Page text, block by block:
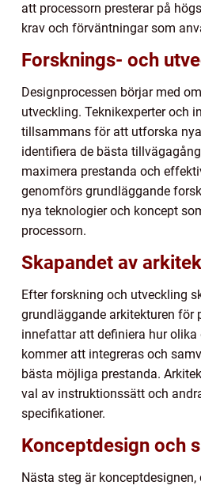
att processorn presterar på
krav och förväntningar som
Forsknings- och
Designprocessen börjar med
utveckling. Teknikexperter och
tillsammans för att utforska
identifiera de bästa
maximera prestanda och
genomförs grundläggande
nya teknologier och koncept
processorn.
Skapandet av
Efter forskning och utveckling
grundläggande arkitekturen för
innefattar att definiera hur
kommer att integreras och
bästa möjliga prestanda.
val av instruktionssätt och
specifikationer.
Konceptdesign och
Nästa steg är